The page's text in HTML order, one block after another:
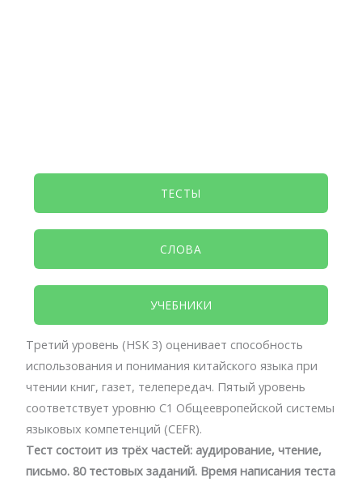
ТЕСТЫ
СЛОВА
УЧЕБНИКИ
Третий уровень (HSK 3) оценивает способность
использования и понимания китайского языка при
чтении книг, газет, телепередач. Пятый уровень
соответствует уровню C1 Общеевропейской системы
языковых компетенций (CEFR).
Тест состоит из трёх частей: аудирование, чтение,
письмо. 80 тестовых заданий. Время написания теста